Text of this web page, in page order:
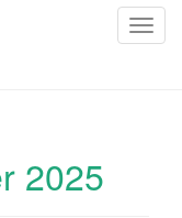
T
2025